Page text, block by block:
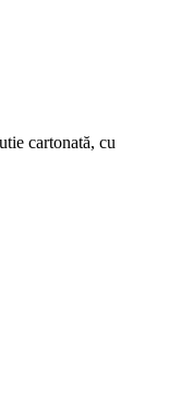
cartonată, cu